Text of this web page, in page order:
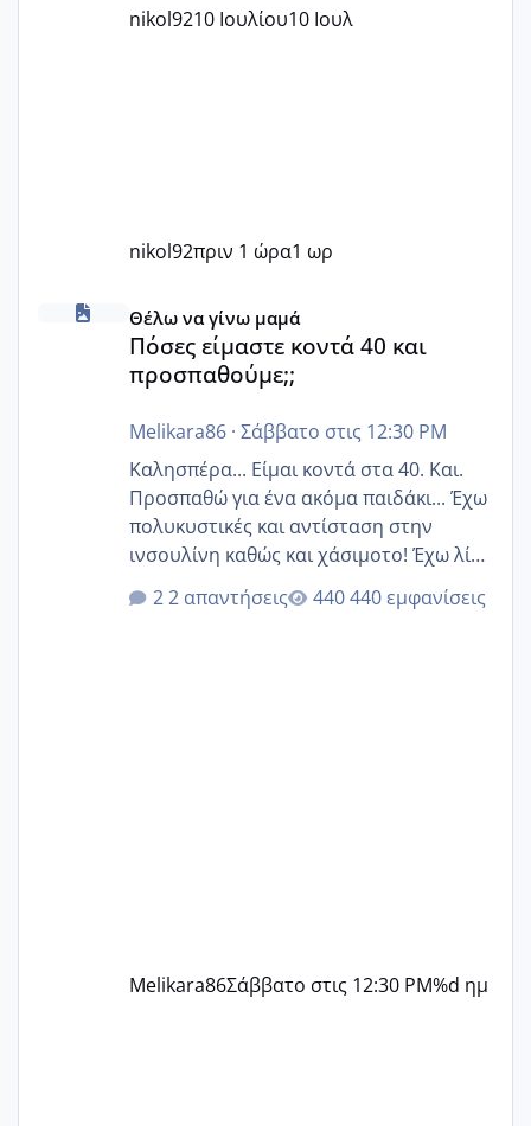
nikol9210 Ιουλίου10 Ιουλ
nikol92πριν 1 ώρα1 ωρ
Πόσες είμαστε κοντά 40 και προσπαθούμε;;
Θέλω να γίνω μαμά
Πόσες είμαστε κοντά 40 και
προσπαθούμε;;
Melikara86· Σάββατο στις 12:30 PM
Καλησπέρα... Είμαι κοντά στα 40. Και.
Προσπαθώ για ένα ακόμα παιδάκι... Έχω
πολυκυστικές και αντίσταση στην
ινσουλίνη καθώς και χάσιμοτο! Έχω λίγα
κιλά παραπάνω και όσο κ αν προσπαθώ
δεν χάνω εύκολα! Προσπαθώ για ακόμη
2 απαντήσεις 440 εμφανίσεις
Melikara86Σάββατο στις 12:30 PM%d ημ